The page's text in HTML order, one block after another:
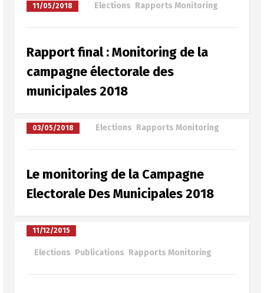
11/05/2018 Elections Rapports Monitoring
Rapport final : Monitoring de la
campagne électorale des
municipales 2018
03/05/2018 Elections Rapports Monitoring
Le monitoring de la Campagne
Electorale Des Municipales 2018
11/12/2015
Elections Publications Rapports Monitoring